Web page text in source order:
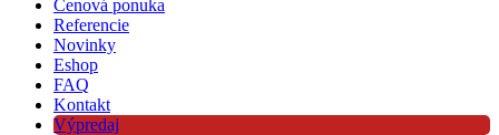
Cenová ponuka
Referencie
Novinky
Eshop
FAQ
Kontakt
Výpredaj